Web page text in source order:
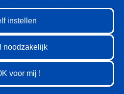
Match
te worden
-Cookiebeleid